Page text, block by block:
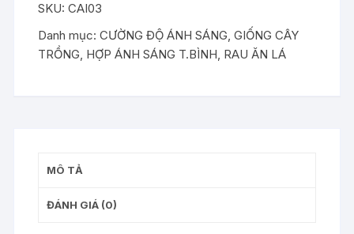
cải
chíp
(cải
SKU:CAI03
Danh mục:CƯỜNG ĐỘ ÁNH SÁNG,GIỐNG CÂY
TRỒNG, HỢP ÁNH SÁNG T.BÌNH, RAU ĂN LÁ
MÔ TẢ
ĐÁNH GIÁ (0)